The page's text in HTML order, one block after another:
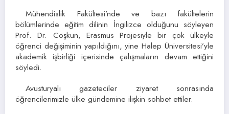
Mühendislik Fakültesi’nde ve bazı fakültelerin
bölümlerinde eğitim dilinin İngilizce olduğunu söyleyen
Prof. Dr. Coşkun, Erasmus Projesiyle bir çok ülkeyle
öğrenci değişiminin yapıldığını, yine Halep Üniversitesi’yle
akademik işbirliği içerisinde çalışmaların devam ettiğini
söyledi.
Avusturyalı gazeteciler ziyaret sonrasında
öğrencilerimizle ülke gündemine ilişkin sohbet ettiler.